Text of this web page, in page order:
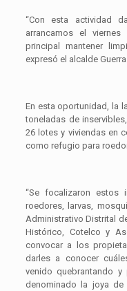
“Con esta actividad
arrancamos el
principal mantener
expresó el alcalde
En esta oportunidad, la
toneladas de
26 lotes y viviendas en
como refugio para
“Se focalizaron estos
roedores, larvas,
Administrativo Distrital
Histórico, Cotelco y
convocar a los
darles a conocer
venido quebrantando
denominado la joya